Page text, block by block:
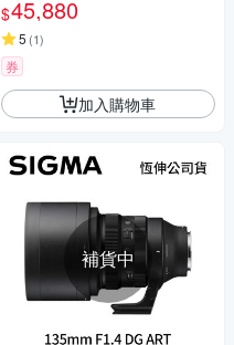
$45,880
5 (1)
券
加入購物車
補貨中